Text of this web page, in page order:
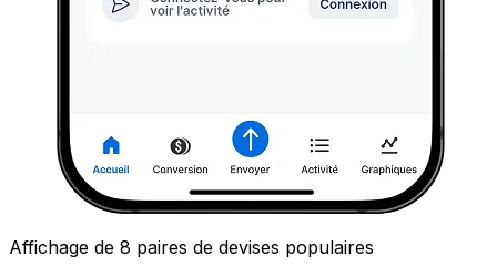
Affichage de 8 paires de devises populaires